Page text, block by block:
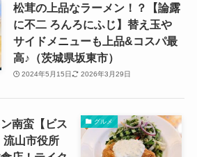
松茸の上品なラーメン！？【論露
に不二 ろんろにふじ】替え玉や
サイドメニューも上品&コスパ最
高♪（茨城県坂東市）
2024年5月15日 2026年3月29日
グルメ
南蛮【ビス
流山市役所